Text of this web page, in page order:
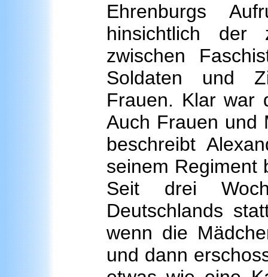
Ehrenburgs
hinsichtlich der
zwischen
Soldaten und
Frauen. Klar war
Auch Frauen und
beschreibt
seinem Regiment
Seit drei
Deutschlands
wenn die
und dann